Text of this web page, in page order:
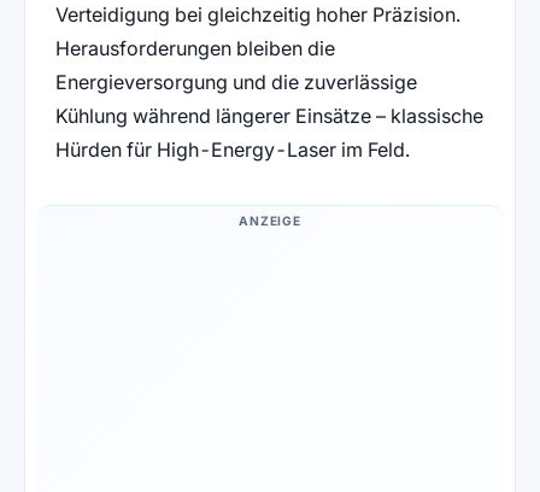
Verteidigung bei gleichzeitig hoher Präzision.
Herausforderungen bleiben die
Energieversorgung und die zuverlässige
Kühlung während längerer Einsätze – klassische
Hürden für High-Energy-Laser im Feld.
ANZEIGE